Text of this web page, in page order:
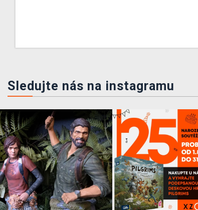
Sledujte nás na instagramu